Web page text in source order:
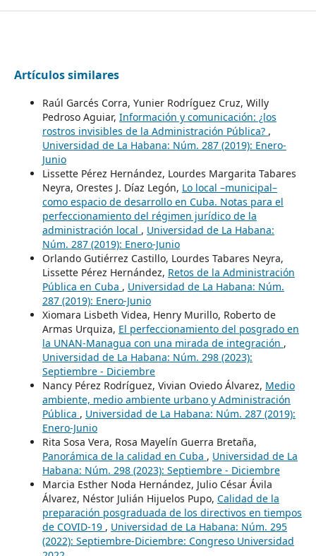
Artículos similares
Raúl Garcés Corra, Yunier Rodríguez Cruz, Willy
Pedroso Aguiar, Información y comunicación: ¿los
rostros invisibles de la Administración Pública? ,
Universidad de La Habana: Núm. 287 (2019): Enero-
Junio
Lissette Pérez Hernández, Lourdes Margarita Tabares
Neyra, Orestes J. Díaz Legón, Lo local –municipal–
como espacio de desarrollo en Cuba. Notas para el
perfeccionamiento del régimen jurídico de la
administración local , Universidad de La Habana:
Núm. 287 (2019): Enero-Junio
Orlando Gutiérrez Castillo, Lourdes Tabares Neyra,
Lissette Pérez Hernández, Retos de la Administración
Pública en Cuba , Universidad de La Habana: Núm.
287 (2019): Enero-Junio
Xiomara Lisbeth Videa, Henry Murillo, Roberto de
Armas Urquiza, El perfeccionamiento del posgrado en
la UNAN-Managua con una mirada de integración ,
Universidad de La Habana: Núm. 298 (2023):
Septiembre - Diciembre
Nancy Pérez Rodríguez, Vivian Oviedo Álvarez, Medio
ambiente, medio ambiente urbano y Administración
Pública , Universidad de La Habana: Núm. 287 (2019):
Enero-Junio
Rita Sosa Vera, Rosa Mayelín Guerra Bretaña,
Panorámica de la calidad en Cuba , Universidad de La
Habana: Núm. 298 (2023): Septiembre - Diciembre
Marcia Esther Noda Hernández, Julio César Ávila
Álvarez, Néstor Julián Hijuelos Pupo, Calidad de la
preparación posgraduada de los directivos en tiempos
de COVID-19 , Universidad de La Habana: Núm. 295
(2022): Septiembre-Diciembre: Congreso Universidad